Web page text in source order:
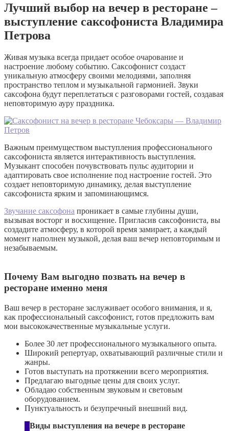
Лучший выбор на вечер в ресторане –
выступление саксофониста Владимира
Петрова
Живая музыка всегда придает особое очарование и
настроение любому событию. Саксофонист создаст
уникальную атмосферу своими мелодиями, заполняя
пространство теплом и музыкальной гармонией. Звуки
саксофона будут переплетаться с разговорами гостей, создавая
неповторимую ауру праздника.
Важным преимуществом выступления профессионального
саксофониста является интерактивность выступления.
Музыкант способен почувствовать пульс аудитории и
адаптировать свое исполнение под настроение гостей. Это
создает неповторимую динамику, делая выступление
саксофониста ярким и запоминающимся.
Звучание саксофона проникает в самые глубины души,
вызывая восторг и восхищение. Пригласив саксофониста, вы
создадите атмосферу, в которой время замирает, а каждый
момент наполнен музыкой, делая ваш вечер неповторимым и
незабываемым.
Почему Вам выгодно позвать на вечер в
ресторане именно меня
Ваш вечер в ресторане заслуживает особого внимания, и я,
как профессиональный саксофонист, готов предложить вам
мои высококачественные музыкальные услуги.
Более 30 лет профессионального музыкального опыта.
Широкий репертуар, охватывающий различные стили и
жанры.
Готов выступать на протяжении всего мероприятия.
Предлагаю выгодные цены для своих услуг.
Обладаю собственным звуковым и световым
оборудованием.
Пунктуальность и безупречный внешний вид.
Виды выступления на вечере в ресторане